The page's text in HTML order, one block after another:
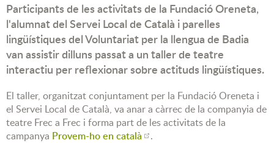
Participants de les activitats de la Fundació Oreneta,
l'alumnat del Servei Local de Català i parelles
lingüístiques del Voluntariat per la llengua de Badia
van assistir dilluns passat a un taller de teatre
interactiu per reflexionar sobre actituds lingüístiques.
El taller, organitzat conjuntament per la Fundació Oreneta i
el Servei Local de Català, va anar a càrrec de la companyia de
teatre Frec a Frec i forma part de les activitats de la
campanya Provem-ho en català
.